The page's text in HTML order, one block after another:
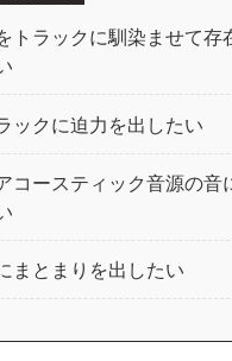
トラックに馴染ませて存
ックに迫力を出したい
コースティック音源の音
まとまりを出したい